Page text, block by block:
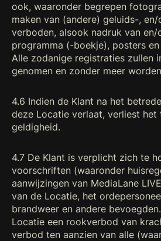
ook, waaronder begrepen
maken van (andere) geluids-,
verboden, alsook nadruk van
programma (-boekje), posters
Alle zodanige registraties zullen
genomen en zonder meer
4.6 Indien de Klant na het
deze Locatie verlaat, verliest het
geldigheid.
4.7 De Klant is verplicht zich te
voorschriften (waaronder
aanwijzingen van MediaLane
van de Locatie, het
brandweer en andere
Locatie een rookverbod van
verbod ten aanzien van alle